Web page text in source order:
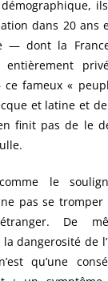
dans 20 ans
— dont la
entièrement
fameux «
et latine et
finit pas de le
le
pas se tromper
De
la dangerosité de
qu’une